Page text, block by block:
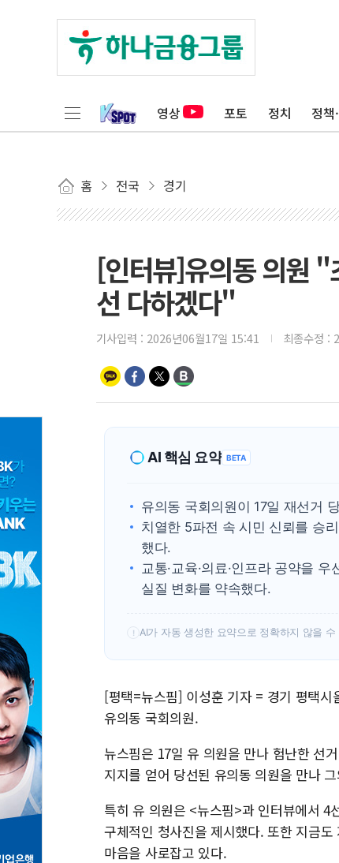
영상 포토 정치 정책
홈 전국 경기
[인터뷰]유의동 의원 "
선 다하겠다"
기사입력 : 2026년06월17일 15:41 최종수정 :
AI 핵심 요약 BETA
유의동 국회의원이 17일 재선거
치열한 5파전 속 시민 신뢰를 승
했다.
교통·교육·의료·인프라 공약을
실질 변화를 약속했다.
! AI가 자동 생성한 요약으로 정확하지 않을 수
[평택=뉴스핌] 이성훈 기자 = 경기 평택
유의동 국회의원.
뉴스핌은 17일 유 의원을 만나 험난한 선
지지를 얻어 당선된 유의동 의원을 만나
특히 유 의원은 <뉴스핌>과 인터뷰에서
구체적인 청사진을 제시했다. 또한 지금
마음을 사로잡고 있다.